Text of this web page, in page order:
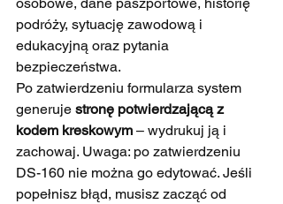
osobowe, dane paszportowe, historię
podróży, sytuację zawodową i
edukacyjną oraz pytania
bezpieczeństwa.
Po zatwierdzeniu formularza system
generuje stronę potwierdzającą z
kodem kreskowym – wydrukuj ją i
zachowaj. Uwaga: po zatwierdzeniu
DS-160 nie można go edytować. Jeśli
popełnisz błąd, musisz zacząć od